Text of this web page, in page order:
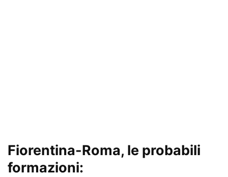
Fiorentina-Roma, le probabili
formazioni: